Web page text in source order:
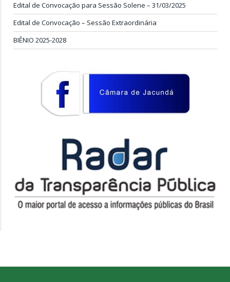
Edital de Convocação para Sessão Solene – 31/03/2025
Edital de Convocação – Sessão Extraordinária
BIÊNIO 2025-2028